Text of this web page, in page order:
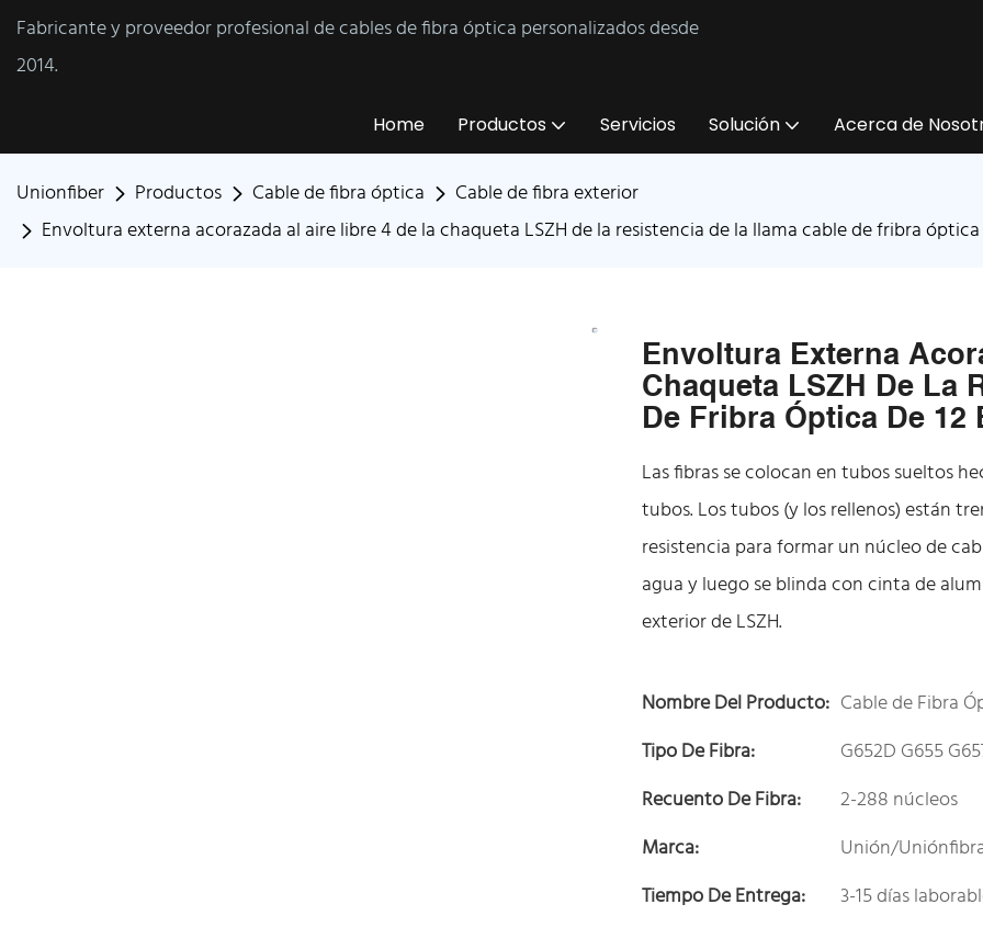
Fabricante y proveedor profesional de cables de fibra óptica personalizados desde
2014.
Home Productos Servicios Solución Acerca de
Unionfiber Productos Cable de fibra óptica
Cable de fibra exterior
Envoltura externa acorazada al aire libre 4 de la chaqueta LSZH de la resistencia de la llama cable de fribra óptica
Envoltura Externa
Chaqueta LSZH De La
De Fribra Óptica De 12
Las fibras se colocan en tubos sueltos
tubos. Los tubos (y los rellenos) están
resistencia para formar un núcleo de
agua y luego se blinda con cinta de
exterior de LSZH.
Nombre Del Producto: Cable de Fibra
Tipo De Fibra:
G652D G655
Recuento De Fibra:
2-288 núcleos
Marca:
Unión/
Tiempo De Entrega:
3-15 días